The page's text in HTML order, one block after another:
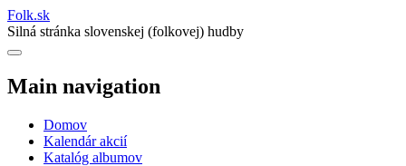
Folk.sk
Silná stránka slovenskej (folkovej) hudby
Main navigation
Domov
Kalendár akcií
Katalóg albumov